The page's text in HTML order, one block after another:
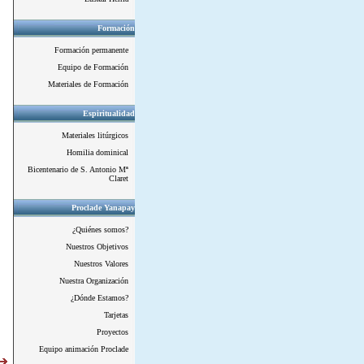
Formación
Formación permanente
Equipo de Formación
Materiales de Formación
Espiritualidad
Materiales litúrgicos
Homilia dominical
Bicentenario de S. Antonio Mª
Claret
Proclade Yanapay
¿Quiénes somos?
Nuestros Objetivos
Nuestros Valores
Nuestra Organización
¿Dónde Estamos?
Tarjetas
Proyectos
Equipo animación Proclade